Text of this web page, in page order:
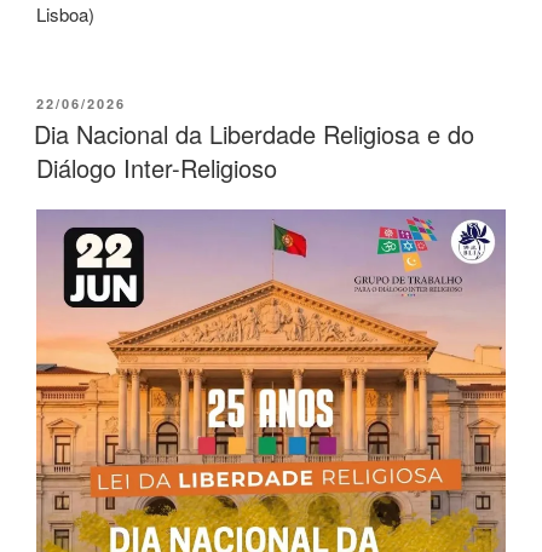
Lisboa)
22/06/2026
Dia Nacional da Liberdade Religiosa e do
Diálogo Inter-Religioso